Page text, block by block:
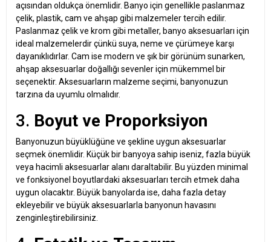
açısından oldukça önemlidir. Banyo için genellikle paslanmaz
çelik, plastik, cam ve ahşap gibi malzemeler tercih edilir.
Paslanmaz çelik ve krom gibi metaller, banyo aksesuarları için
ideal malzemelerdir çünkü suya, neme ve çürümeye karşı
dayanıklıdırlar. Cam ise modern ve şık bir görünüm sunarken,
ahşap aksesuarlar doğallığı sevenler için mükemmel bir
seçenektir. Aksesuarların malzeme seçimi, banyonuzun
tarzına da uyumlu olmalıdır.
3. Boyut ve Proporksiyon
Banyonuzun büyüklüğüne ve şekline uygun aksesuarlar
seçmek önemlidir. Küçük bir banyoya sahip iseniz, fazla büyük
veya hacimli aksesuarlar alanı daraltabilir. Bu yüzden minimal
ve fonksiyonel boyutlardaki aksesuarları tercih etmek daha
uygun olacaktır. Büyük banyolarda ise, daha fazla detay
ekleyebilir ve büyük aksesuarlarla banyonun havasını
zenginleştirebilirsiniz.